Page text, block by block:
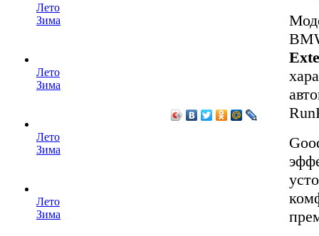
Лето
Зима
Лето
Зима
Лето
Зима
Лето
Зима